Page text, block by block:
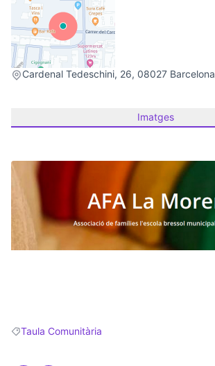
Cardenal Tedeschini, 26, 08027 Barcelona
(Link externo)
Imatges
Resultats en filtrar per: Taula Comunitària
Taula Comunitària